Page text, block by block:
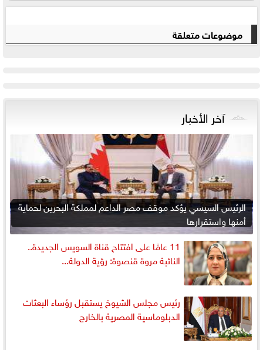
موضوعات متعلقة
آخر الأخبار
الرئيس السيسي يؤكد موقف مصر الداعم لمملكة البحرين لحماية
أمنها واستقرارها
11 عامًا على افتتاح قناة السويس الجديدة..
النائبة مروة قنصوة: رؤية الدولة...
رئيس مجلس الشيوخ يستقبل رؤساء البعثات
الدبلوماسية المصرية بالخارج